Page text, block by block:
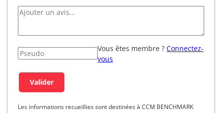
Vous êtes membre ? Connectez-
vous
Les informations recueillies sont destinées à CCM BENCHMARK